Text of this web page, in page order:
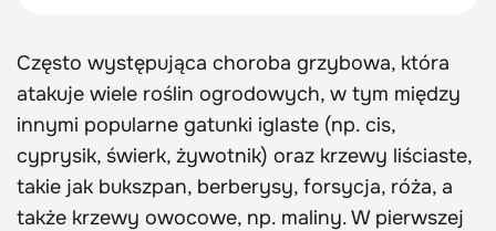
Często występująca choroba grzybowa, która
atakuje wiele roślin ogrodowych, w tym między
innymi popularne gatunki iglaste (np. cis,
cyprysik, świerk, żywotnik) oraz krzewy liściaste,
takie jak bukszpan, berberysy, forsycja, róża, a
także krzewy owocowe, np. maliny. W pierwszej